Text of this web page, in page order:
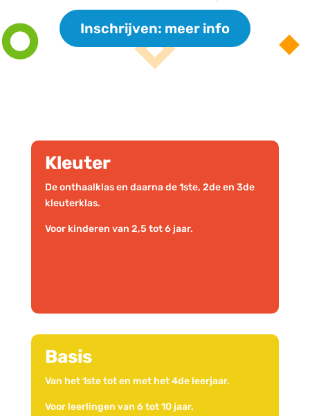
Inschrijven: meer info
Kleuter
De onthaalklas en daarna de 1ste, 2de en 3de
kleuterklas.
Voor kinderen van 2,5 tot 6 jaar.
Basis
Van het 1ste tot en met het 4de leerjaar.
Voor leerlingen van 6 tot 10 jaar.